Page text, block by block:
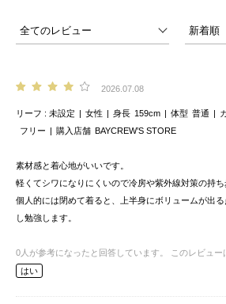
2026.07.08
リーフ 未設定 女性 身長 159cm 体型 普通
フリー
購入店舗 BAYCREW’S STORE
素材感と着心地がいいです。
軽くてシワになりにくいので冷房や紫外線対策の持ち
個人的には閉めて着ると、上半身にボリュームが出
し勉強します。
0 人が参考になったと回答しています。
このレビュー
はい